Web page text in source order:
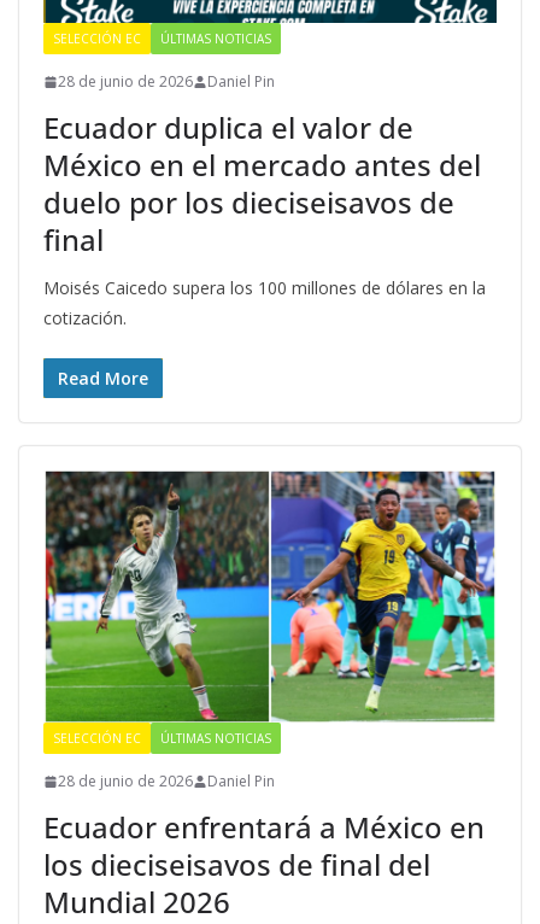
SELECCIÓN EC ÚLTIMAS NOTICIAS
28 de junio de 2026 Daniel Pin
Ecuador duplica el valor de
México en el mercado antes del
duelo por los dieciseisavos de
final
Moisés Caicedo supera los 100 millones de dólares en la
cotización.
Read More
SELECCIÓN EC ÚLTIMAS NOTICIAS
28 de junio de 2026 Daniel Pin
Ecuador enfrentará a México en
los dieciseisavos de final del
Mundial 2026